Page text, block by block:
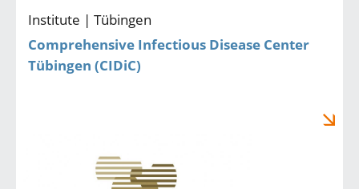
Institute | Tübingen
Comprehensive Infectious Disease Center
Tübingen (CIDiC)